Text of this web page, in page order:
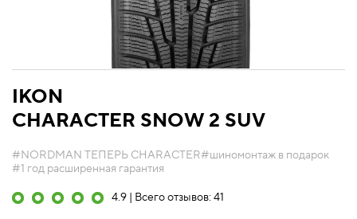
IKON
CHARACTER SNOW 2 SUV
#NORDMAN ТЕПЕРЬ CHARACTER#шиномонтаж в подарок
#1 год расширенная гарантия
4.9 | Всего отзывов: 41